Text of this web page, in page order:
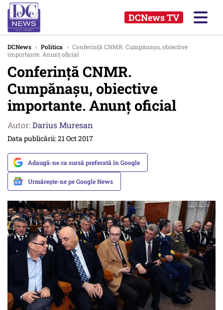
DCNews TV
DCNews › Politica › Conferință CNMR. Cumpănașu, obiective
importante. Anunț oficial
Conferință CNMR.
Cumpănașu, obiective
importante. Anunț oficial
Autor:Darius Muresan
Data publicării: 21 Oct 2017
Adaugă-ne ca sursă preferată în Google
Urmărește-ne pe Google News